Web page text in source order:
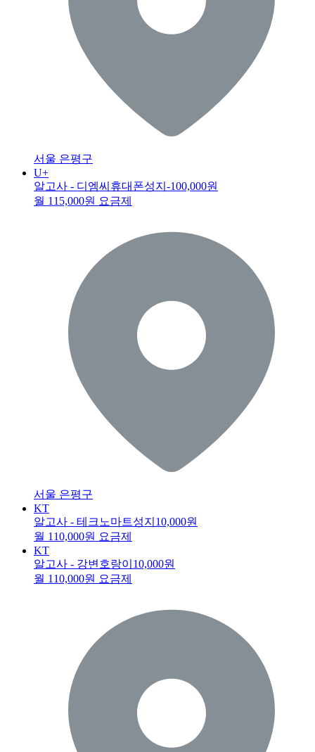
서울 은평구
U+
알고사 - 디엠씨휴대폰성지 -100,000원
월 115,000원 요금제
서울 은평구
KT
알고사 - 테크노마트성지 10,000원
월 110,000원 요금제
KT
알고사 - 강변호랑이 10,000원
월 110,000원 요금제